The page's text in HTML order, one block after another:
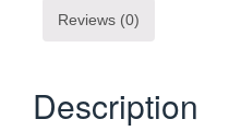
Reviews (0)
Description